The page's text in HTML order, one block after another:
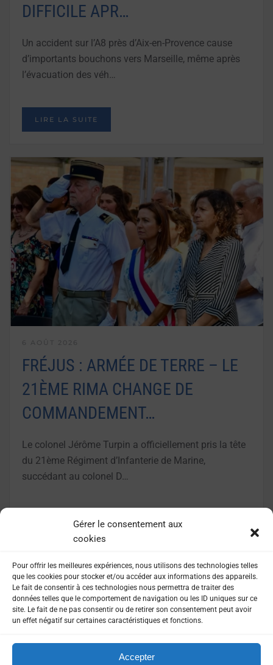
Gérer le consentement aux
cookies
Pour offrir les meilleures expériences, nous utilisons des technologies telles
que les cookies pour stocker et/ou accéder aux informations des appareils.
Le fait de consentir à ces technologies nous permettra de traiter des
données telles que le comportement de navigation ou les ID uniques sur ce
site. Le fait de ne pas consentir ou de retirer son consentement peut avoir
un effet négatif sur certaines caractéristiques et fonctions.
Accepter
DIFFICILE APR…
Un accident sur l’A8 près d’Aix-en-Provence cause
d’importants bouchons vers Marseille, même après
l’évacuation des véh…
LIRE LA SUITE
FRÉJUS : ARMÉE DE TERRE – LE
21ÈME RIMA CHANGE DE
COMMANDEMENT…
Le colonel Jérôme Turpin a officiellement pris la tête
du 21ème Régiment d’Infanterie de Marine,
succédant au colonel D…
LIRE LA SUITE
MENTIONS LÉGALES